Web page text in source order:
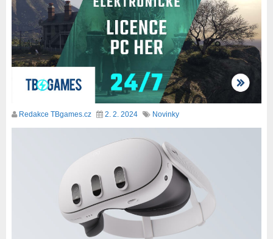
Redakce TBgames.cz 2. 2. 2024 Novinky